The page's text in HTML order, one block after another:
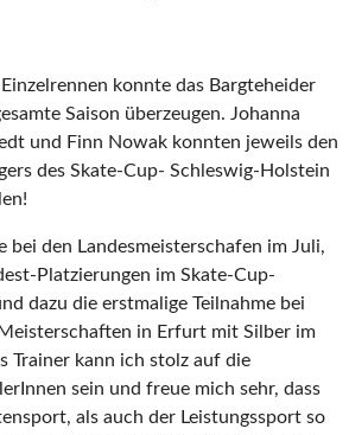
konnte das Bargteheider
Saison überzeugen. Johanna
und Finn Nowak konnten jeweils den
des Skate-Cup- Schleswig-Holstein
bei den Landesmeisterschafen im Juli,
Platzierungen im Skate-Cup-
dazu die erstmalige Teilnahme bei
in Erfurt mit Silber im
Trainer kann ich stolz auf die
sein und freue mich sehr, dass
als auch der Leistungssport so